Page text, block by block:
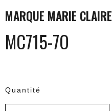
MARQUE MARIE CLAIRE
MC715-7O
Quantité